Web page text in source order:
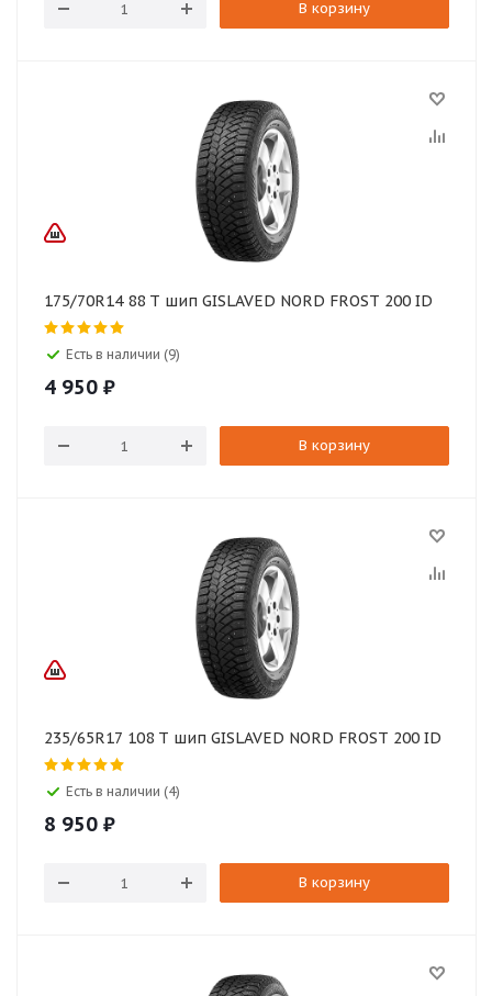
В корзину
175/70R14 88 T шип GISLAVED NORD FROST 200 ID
Есть в наличии (9)
4 950 ₽
В корзину
235/65R17 108 T шип GISLAVED NORD FROST 200 ID
Есть в наличии (4)
8 950 ₽
В корзину